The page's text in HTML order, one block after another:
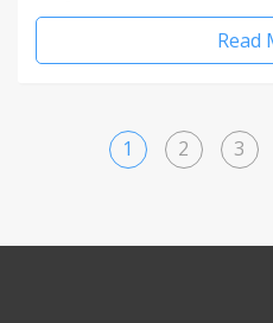
Read
1 2 3